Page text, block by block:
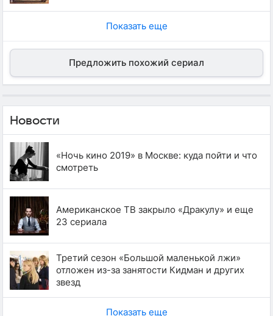
Показать еще
Предложить похожий сериал
Новости
«Ночь кино 2019» в Москве: куда пойти и что
смотреть
Американское ТВ закрыло «Дракулу» и еще
23 сериала
Третий сезон «Большой маленькой лжи»
отложен из-за занятости Кидман и других
звезд
Показать еще